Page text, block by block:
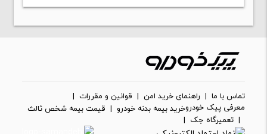
تماس با ما | راهنمای خرید امن | قوانین و مقررات |
معرفی پیک خودروخرید بیمه بدنه خودرو | قیمت بیمه شخص ثالث
|تعمیرگاه جک |